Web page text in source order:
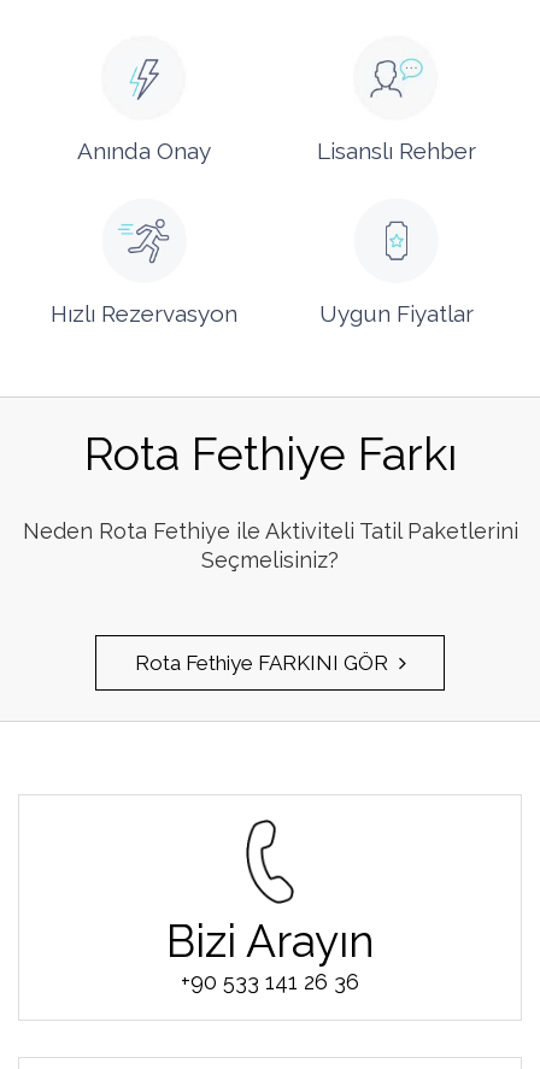
Anında Onay Lisanslı Rehber
Hızlı Rezervasyon Uygun Fiyatlar
Rota Fethiye Farkı
Neden Rota Fethiye ile Aktiviteli Tatil Paketlerini
Seçmelisiniz?
Rota Fethiye FARKINI GÖR
Bizi Arayın
+90 533 141 26 36